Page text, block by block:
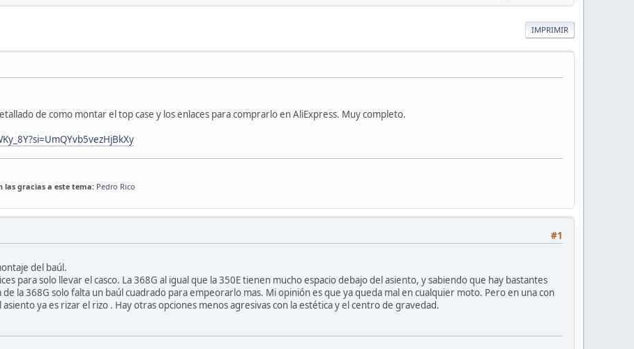
IMPRIMIR
de como montar el top case y los enlaces para comprarlo en AliExpress. Muy completo.
las gracias a este tema: Pedro Rico
#1
del baúl.
para solo llevar el casco. La 368G al igual que la 350E tienen mucho espacio debajo del asiento, y sabiendo que hay bastantes
de la 368G solo falta un baúl cuadrado para empeorarlo mas. Mi opinión es que ya queda mal en cualquier moto. Pero en una con
ya es rizar el rizo . Hay otras opciones menos agresivas con la estética y el centro de gravedad.